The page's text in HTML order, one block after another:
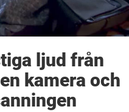
ljud från
kamera och